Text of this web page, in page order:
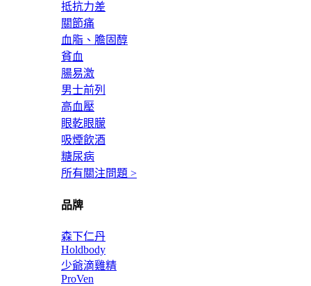
抵抗力差
關節痛
血脂、膽固醇
貧血
腸易激
男士前列
高血壓
眼乾眼朦
吸煙飲酒
糖尿病
所有關注問題 >
品牌
森下仁丹
Holdbody
少爺滴雞精
ProVen